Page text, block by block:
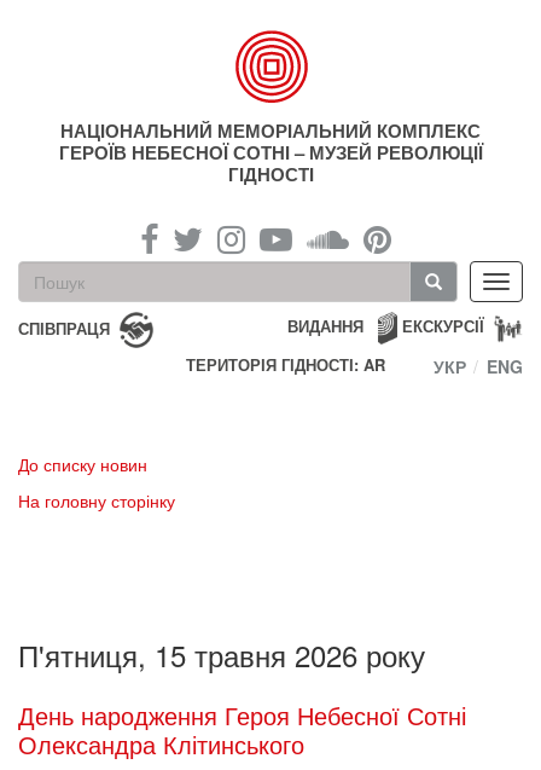
НАЦІОНАЛЬНИЙ МЕМОРІАЛЬНИЙ КОМПЛЕКС
ГЕРОЇВ НЕБЕСНОЇ СОТНІ – МУЗЕЙ РЕВОЛЮЦІЇ
ГІДНОСТІ
Пошукова
форма
Пошук
СПІВПРАЦЯ ЕКСКУРСІЇ
ВИДАННЯ
ТЕРИТОРІЯ ГІДНОСТІ: AR
УКР ENG
До списку новин
На головну сторінку
П'ятниця, 15 травня 2026 року
День народження Героя Небесної Сотні
Олександра Клітинського